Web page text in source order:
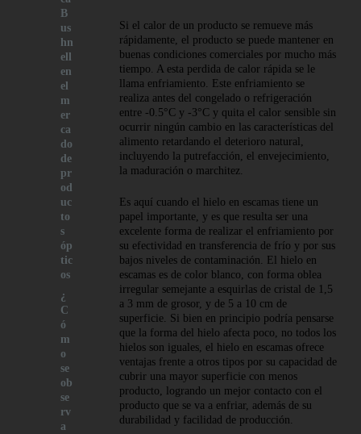
B
us
hn
ell
en
el
m
er
ca
do
de
pr
od
uc
to
s
óp
tic
os
¿
C
ó
m
o
se
ob
se
rv
a
Si el calor de un producto se remueve más
rápidamente, el producto se puede mantener en
buenas condiciones comerciales por mucho más
tiempo. A esta perdida de calor rápida se le
llama enfriamiento. Este enfriamiento se
realiza antes del congelado o refrigeración
entre -0.5°C y -3°C y quita el calor sensible sin
ocurrir ningún cambio en las características del
alimento retardando el deterioro natural,
incluyendo la putrefacción, el envejecimiento,
la maduración o marchitez.
Es aquí cuando el hielo en escamas tiene un
papel importante, y es que resulta ser una
excelente forma de realizar el enfriamiento por
su efectividad en transferencia de frío y por sus
bajos niveles de contaminación. El hielo en
escamas es de color blanco, con forma oblea
irregular semejante a esquirlas de cristal de 1,5
a 3 mm de grosor, y de 5 a 10 cm de
superficie. Si bien en principio podría pensarse
que la forma del hielo afecta poco, no todos los
hielos son iguales, el hielo en escamas ofrece
ventajas frente a otros tipos por su capacidad de
cubrir una mayor superficie con menos
producto, logrando un mejor contacto con el
producto que se va a enfriar, además de su
durabilidad y facilidad de producción.